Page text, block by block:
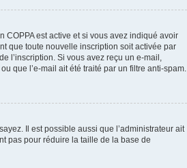
COPPA est active et si vous avez indiqué avoir
que toute nouvelle inscription soit activée par
l’inscription. Si vous avez reçu un e-mail,
que l’e-mail ait été traité par un filtre anti-spam.
Il est possible aussi que l’administrateur ait
pas pour réduire la taille de la base de